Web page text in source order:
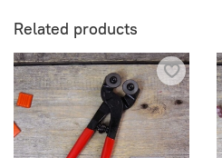
Related products